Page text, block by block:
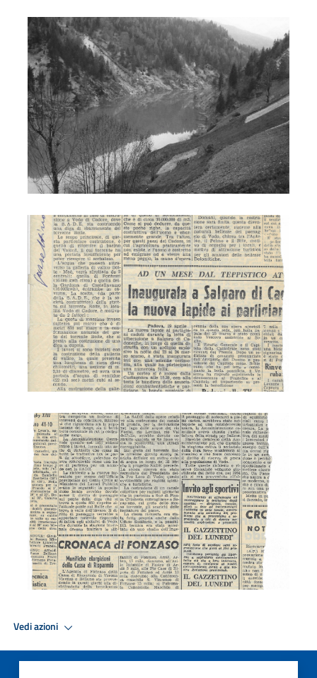
Costruzione diga
Costruzione diga
Costruzione diga
Vedi azioni